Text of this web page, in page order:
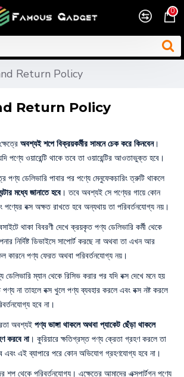
0
Return Policy
Return Policy
অবশ্যই শপে বিক্রয়কর্মীর সামনে চেক করে কিনবেন।
পণ্যে ওয়ারেন্টি থাকে তবে তা ওয়ারেন্টির আওতাভুক্ত হবে।
পণ্য ডেলিভারি পাবার পর পণ্যে মেনুফেকচারিং ত্রুটি থাকলে
মধ্যে জানাতে হবে। তবে অবশ্যই সে পণ্যের গায়ে কোন
পণ্যের বক্স অক্ষত রাখতে হবে অন্যথায় তা পরিবর্তনযোগ্য নয়।
থাকা বিবরণী দেখে ক্রয়কৃত পণ্য ডেলিভারি কর্মী থেকে
নির্দিষ্ট ডিভাইসে সাপোর্ট করছে না অথবা তা এখন আর
কারনে পণ্য ফেরত অথবা পরিবর্তনযোগ্য নয়।
ম্যান থেকে রিসিভ করার পর যদি বক্স দেখে মনে হয়
না তাহলে বক্স খুলে পণ্য ব্যবহার করলে এবং বক্স নষ্ট করলে
হবে না।
অবশ্যই পণ্য ভাঙ্গা থাকলে অথবা প্যাকেট ছেঁড়া থাকলে
করবে না। কুরিয়ারে ক্ষতিগ্রস্ত পণ্য ক্রেতা গ্রহণ করলে তা
এবং এই ব্যাপারে পরে কোন অভিযোগ গ্রহণযোগ্য হবে না।
থেকে পরিবর্তনযোগ্য। এক্ষেত্রে আমাদের এক্সপার্টগন পণ্যে